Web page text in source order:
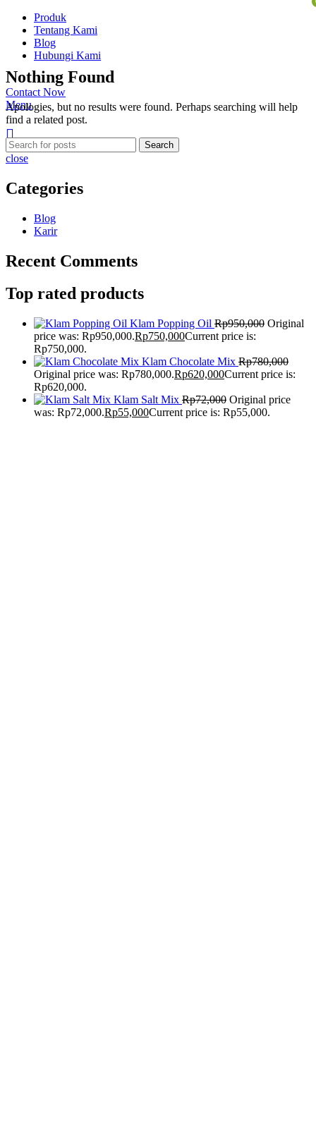
Produk
Tentang Kami
Blog
Hubungi Kami
Contact Now
Menu
Nothing Found
Apologies, but no results were found. Perhaps searching will help
find a related post.
Search
close
Categories
Blog
Karir
Recent Comments
Top rated products
Klam Popping Oil Rp950,000 Original
price was: Rp950,000.Rp750,000Current price is:
Rp750,000.
Klam Chocolate Mix Rp780,000
Original price was: Rp780,000.Rp620,000Current price is:
Rp620,000.
Klam Salt Mix Rp72,000 Original price
was: Rp72,000.Rp55,000Current price is: Rp55,000.